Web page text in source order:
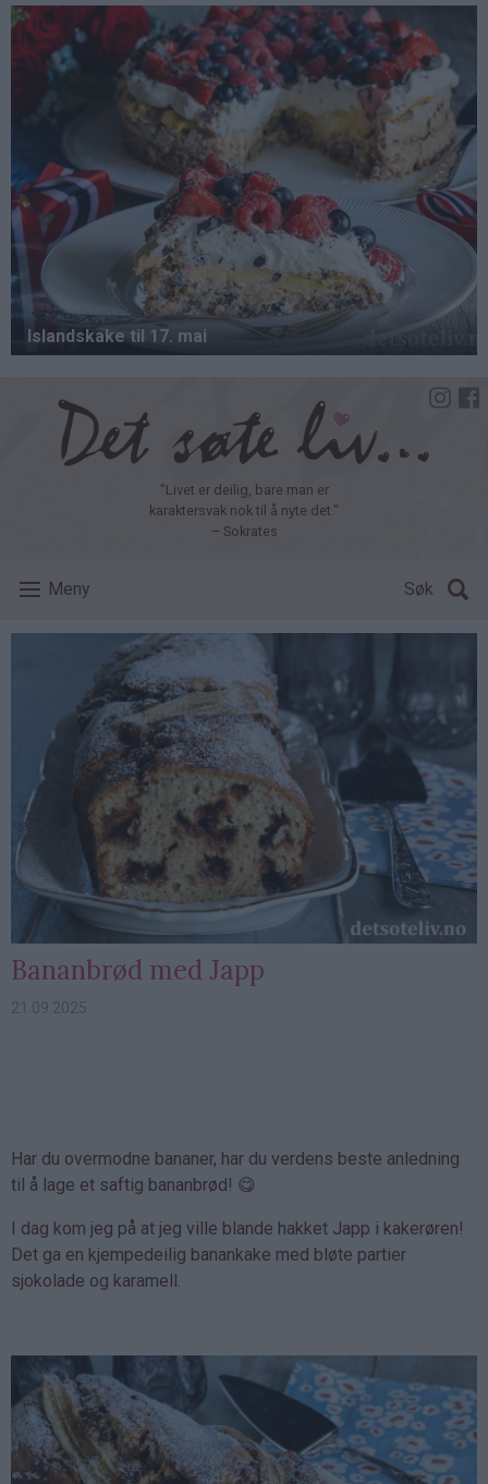
Hopp
hovedinnhold
"Livet er deilig, bare man er
karaktersvak nok til å nyte det."
– Sokrates
Meny Søk
Bananbrød med Japp
21.09.2025
Har du overmodne bananer, har du verdens beste anledning
til å lage et saftig bananbrød! 😋
I dag kom jeg på at jeg ville blande hakket Japp i kakerøren!
Det ga en kjempedeilig banankake med bløte partier
sjokolade og karamell.